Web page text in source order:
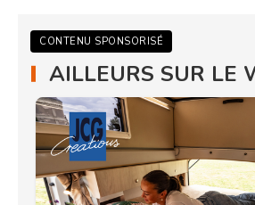
CONTENU SPONSORISÉ
AILLEURS SUR LE